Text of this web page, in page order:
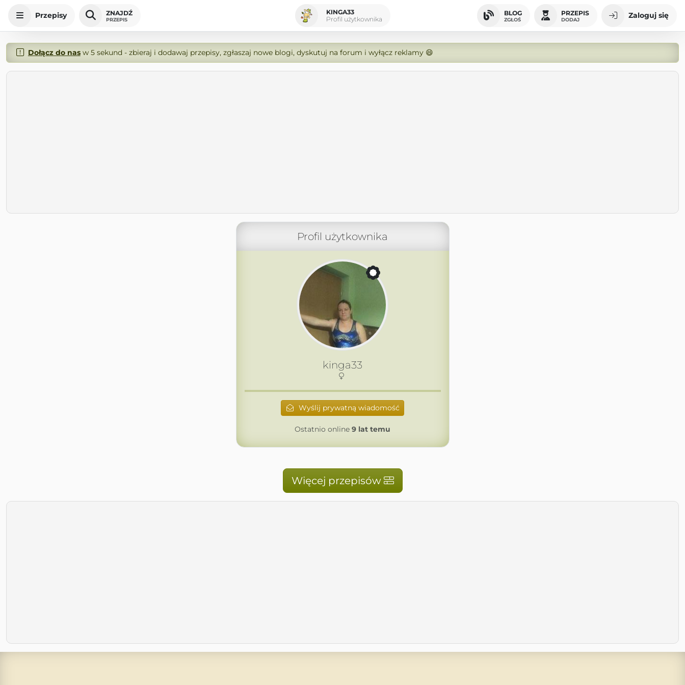
Przepisy ZNAJDŹ
PRZEPIS
KINGA33
Profil użytkownika
BLOG
ZGŁOŚ
PRZEPIS
DODAJ Zaloguj się
Dołącz do nasw 5 sekund - zbieraj i dodawaj przepisy, zgłaszaj nowe blogi, dyskutuj na forum i wyłącz reklamy 😄
Profil użytkownika
kinga33
Wyślij prywatną wiadomość
Ostatnio online 9 lat temu
Więcej przepisów